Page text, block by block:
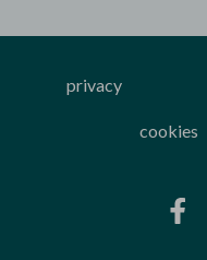
privacy
cookies